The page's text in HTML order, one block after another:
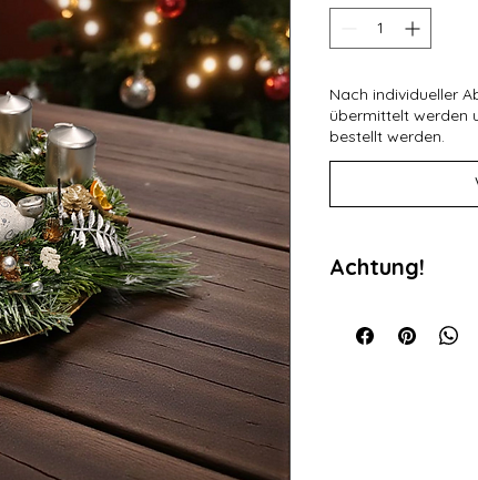
Nach individueller
übermittelt werden
bestellt werden.
Achtung!
gefertigte